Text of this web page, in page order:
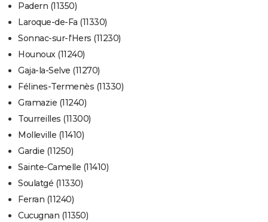
Padern (11350)
Laroque-de-Fa (11330)
Sonnac-sur-l'Hers (11230)
Hounoux (11240)
Gaja-la-Selve (11270)
Félines-Termenès (11330)
Gramazie (11240)
Tourreilles (11300)
Molleville (11410)
Gardie (11250)
Sainte-Camelle (11410)
Soulatgé (11330)
Ferran (11240)
Cucugnan (11350)